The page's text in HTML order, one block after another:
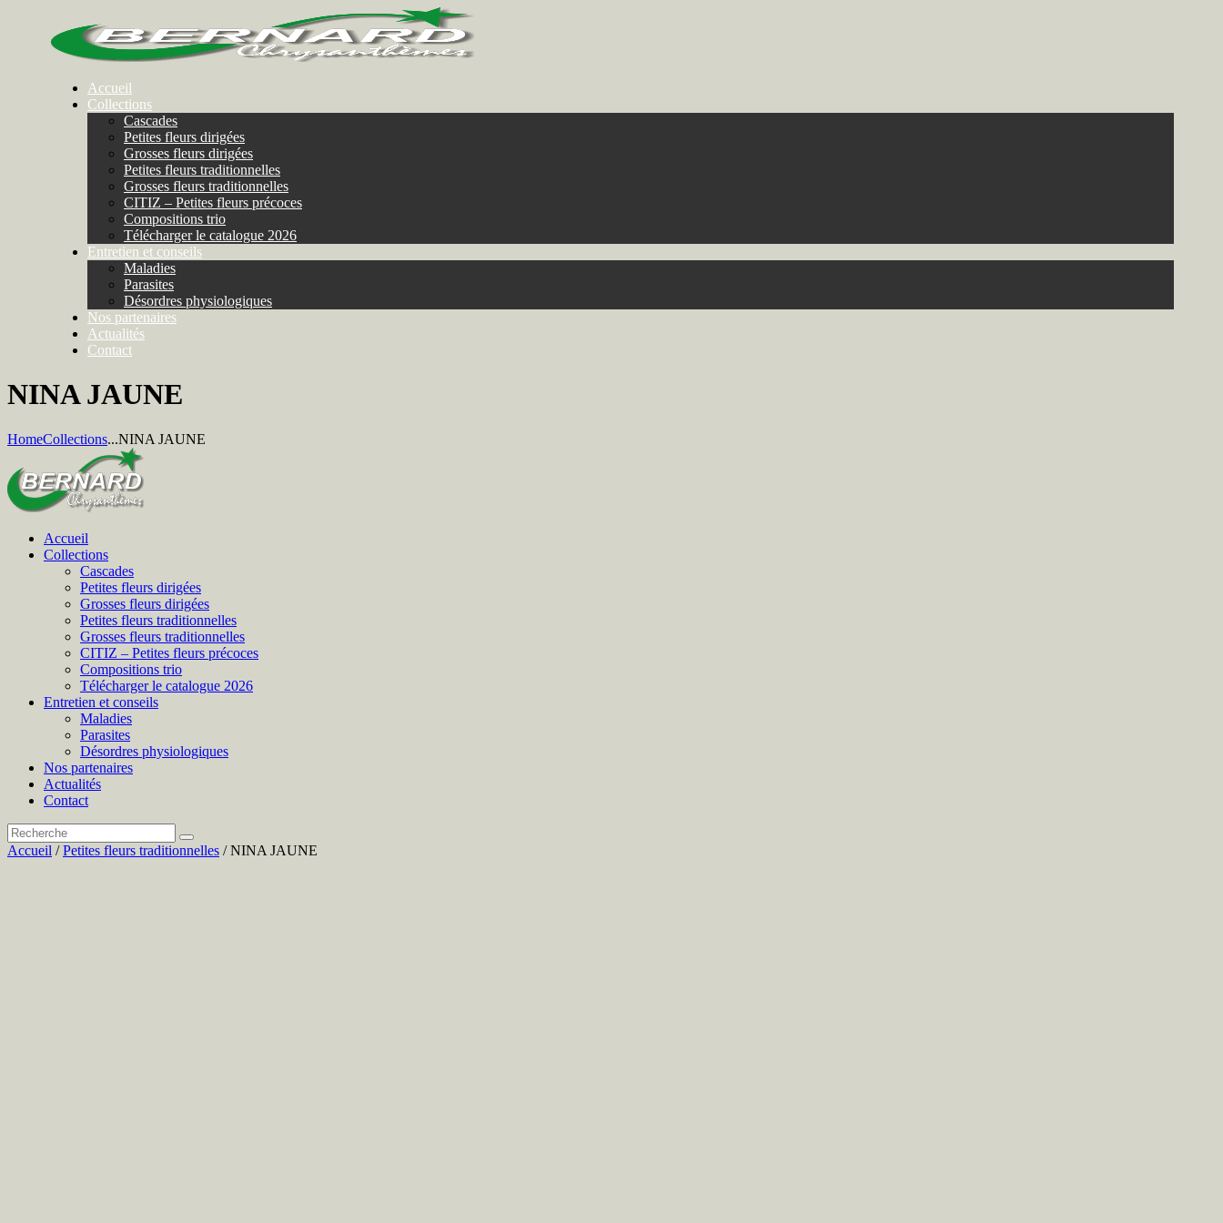
Accueil
Collections
Cascades
Petites fleurs dirigées
Grosses fleurs dirigées
Petites fleurs traditionnelles
Grosses fleurs traditionnelles
CITIZ – Petites fleurs précoces
Compositions trio
Télécharger le catalogue 2026
Entretien et conseils
Maladies
Parasites
Désordres physiologiques
Nos partenaires
Actualités
Contact
NINA JAUNE
HomeCollections...NINA JAUNE
Accueil
Collections
Cascades
Petites fleurs dirigées
Grosses fleurs dirigées
Petites fleurs traditionnelles
Grosses fleurs traditionnelles
CITIZ – Petites fleurs précoces
Compositions trio
Télécharger le catalogue 2026
Entretien et conseils
Maladies
Parasites
Désordres physiologiques
Nos partenaires
Actualités
Contact
Accueil /Petites fleurs traditionnelles / NINA JAUNE